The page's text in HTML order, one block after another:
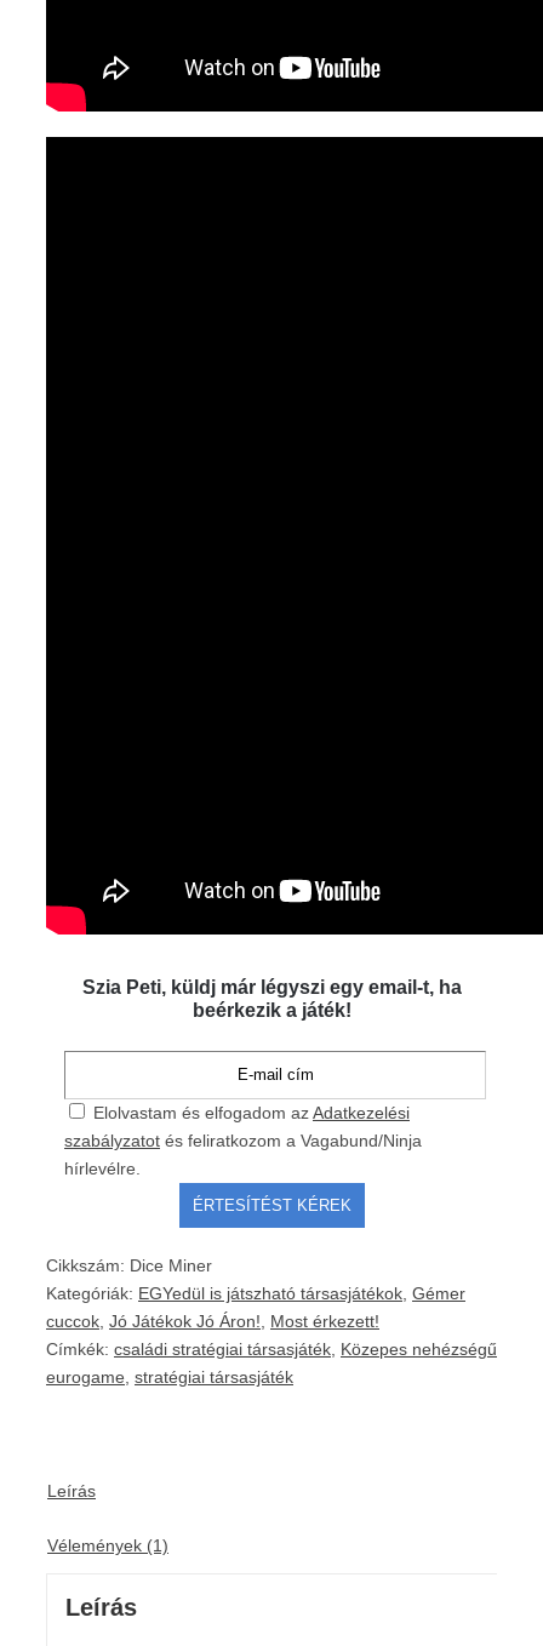
Szia Peti, küldj már légyszi egy email-t, ha
beérkezik a játék!
Elolvastam és elfogadom azAdatkezelési
szabályzatot és feliratkozom a Vagabund/Ninja
hírlevélre.
Cikkszám: Dice Miner
Kategóriák: EGYedül is játszható társasjátékok Gémer
cuccok Jó Játékok Jó Áron!
Most érkezett!
Címkék: családi stratégiai társasjáték Közepes nehézségű
eurogame stratégiai társasjáték
Leírás
Vélemények (1)
Leírás